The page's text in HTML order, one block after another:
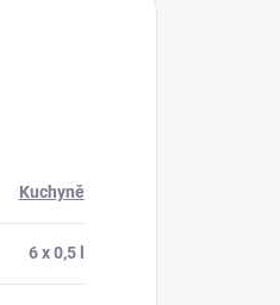
Kuchyně
6 x 0,5 l